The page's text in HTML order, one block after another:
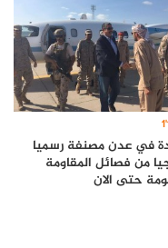
في عدن مصنفة رسميا
من فصائل المقاومة
حتى الان